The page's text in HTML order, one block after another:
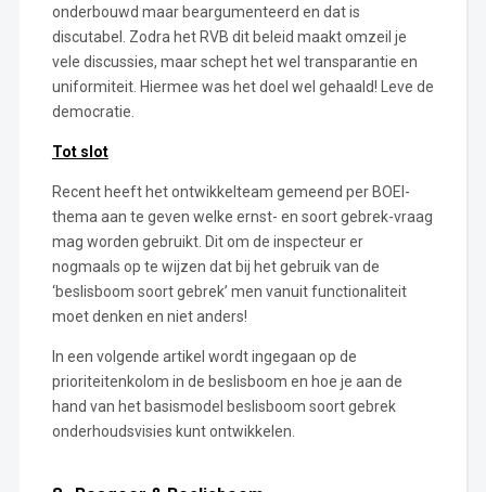
onderbouwd maar beargumenteerd en dat is
discutabel. Zodra het RVB dit beleid maakt omzeil je
vele discussies, maar schept het wel transparantie en
uniformiteit. Hiermee was het doel wel gehaald! Leve de
democratie.
Tot slot
Recent heeft het ontwikkelteam gemeend per BOEI-
thema aan te geven welke ernst- en soort gebrek-vraag
mag worden gebruikt. Dit om de inspecteur er
nogmaals op te wijzen dat bij het gebruik van de
‘beslisboom soort gebrek’ men vanuit functionaliteit
moet denken en niet anders!
In een volgende artikel wordt ingegaan op de
prioriteitenkolom in de beslisboom en hoe je aan de
hand van het basismodel beslisboom soort gebrek
onderhoudsvisies kunt ontwikkelen.